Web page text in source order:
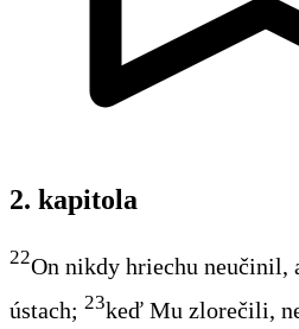
2. kapitola
22On nikdy hriechu neučinil,
ústach; 23keď Mu zlorečili,